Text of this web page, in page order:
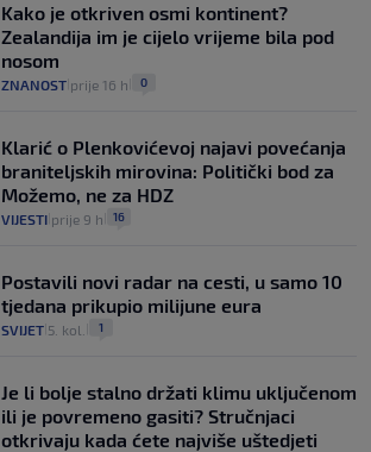
Kako je otkriven osmi kontinent?
Zealandija im je cijelo vrijeme bila pod
nosom
ZNANOST prije 16 h 0
Klarić o Plenkovićevoj najavi povećanja
braniteljskih mirovina: Politički bod za
Možemo, ne za HDZ
VIJESTI prije 9 h 16
Postavili novi radar na cesti, u samo 10
tjedana prikupio milijune eura
SVIJET 5. kol. 1
Je li bolje stalno držati klimu uključenom
ili je povremeno gasiti? Stručnjaci
otkrivaju kada ćete najviše uštedjeti